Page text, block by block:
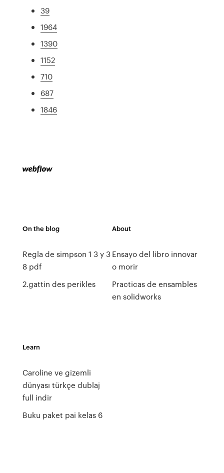
39
1964
1390
1152
710
687
1846
On the blog
Regla de simpson 1 3 y 3
8 pdf
2.gattin des perikles
About
Ensayo del libro innovar
o morir
Practicas de ensambles
en solidworks
Learn
Caroline ve gizemli
dünyası türkçe dublaj
full indir
Buku paket pai kelas 6